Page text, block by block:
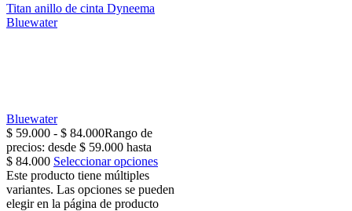
Titan anillo de cinta Dyneema
Bluewater
Bluewater
$ 59.000 - $ 84.000Rango de
precios: desde $ 59.000 hasta
$ 84.000 Seleccionar opciones
Este producto tiene múltiples
variantes. Las opciones se pueden
elegir en la página de producto